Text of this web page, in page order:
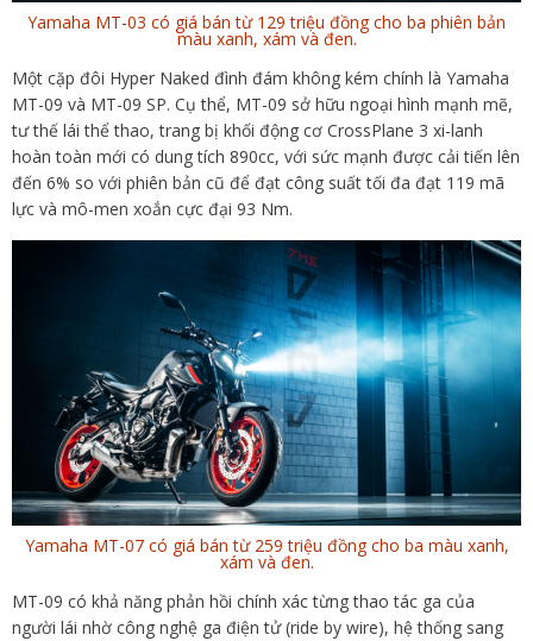
Yamaha MT-03 có giá bán từ 129 triệu đồng cho ba phiên bản
màu xanh, xám và đen.
Một cặp đôi Hyper Naked đình đám không kém chính là Yamaha
MT-09 và MT-09 SP. Cụ thể, MT-09 sở hữu ngoại hình mạnh mẽ,
tư thế lái thể thao, trang bị khối động cơ CrossPlane 3 xi-lanh
hoàn toàn mới có dung tích 890cc, với sức mạnh được cải tiến lên
đến 6% so với phiên bản cũ để đạt công suất tối đa đạt 119 mã
lực và mô-men xoắn cực đại 93 Nm.
Yamaha MT-07 có giá bán từ 259 triệu đồng cho ba màu xanh,
xám và đen.
MT-09 có khả năng phản hồi chính xác từng thao tác ga của
người lái nhờ công nghệ ga điện tử (ride by wire), hệ thống sang